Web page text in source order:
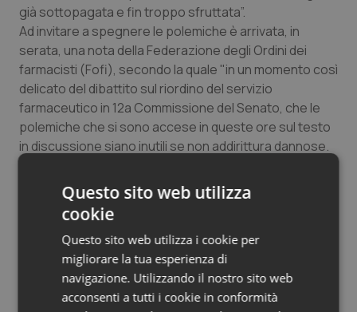
Sangue & coagulazione
Tiroide
Tumore al seno
Tumore ovarico
Tumori gastrointestinali
Ulcera & Reflusso
Vaccini
già sottopagata e fin troppo sfruttata”.
Ad invitare a spegnere le polemiche è arrivata, in
serata, una nota della Federazione degli Ordini dei
farmacisti (Fofi), secondo la quale "in un momento così
delicato del dibattito sul riordino del servizio
farmaceutico in 12a Commissione del Senato, che le
polemiche che si sono accese in queste ore sul testo
in discussione siano inutili se non addirittura dannose.
– assicura la Fofi – la Federazione entrerà a sua volta
nel merito a salvaguardia della professione e dei suoi
Fofi: “Polemiche inutili e dannose”
Questo sito web utilizza
cookie
Questo sito web utilizza i cookie per
migliorare la tua esperienza di
navigazione. Utilizzando il nostro sito web
acconsenti a tutti i cookie in conformità